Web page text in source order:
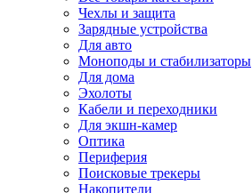
Чехлы и защита
Зарядные устройства
Для авто
Моноподы и стабилизаторы
Для дома
Эхолоты
Кабели и переходники
Для экшн-камер
Оптика
Периферия
Поисковые трекеры
Накопители